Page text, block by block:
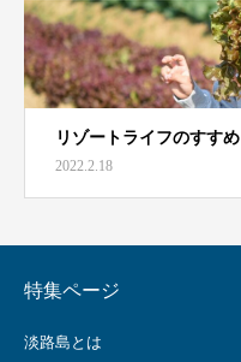
リゾートライフのすすめ
2022.2.18
特集ページ
淡路島とは